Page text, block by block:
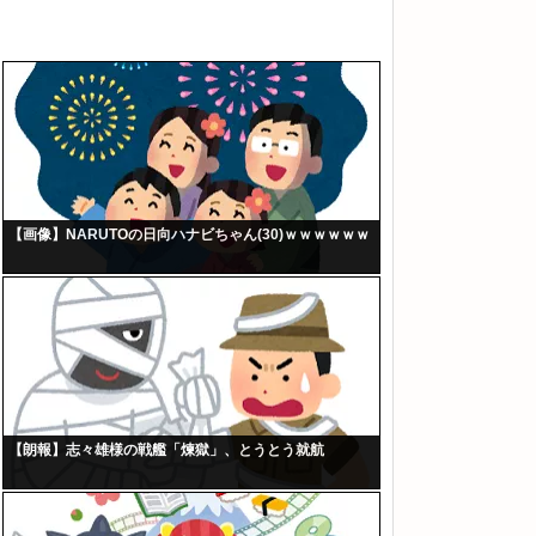
【画像】NARUTOの日向ハナビちゃん(30)ｗｗｗｗｗｗ
【朗報】志々雄様の戦艦「煉獄」、とうとう就航